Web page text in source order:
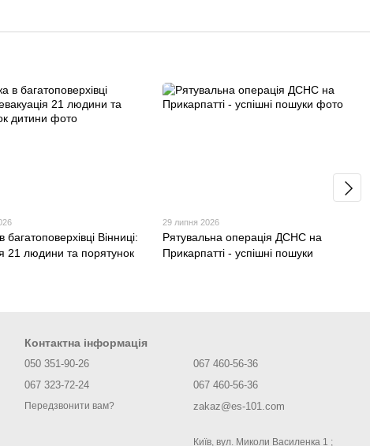
Вінниці:
21 людини та порятунок
29 липня 2026
Рятувальна операція ДСНС на
Прикарпатті - успішні пошуки
Контактна інформація
050 351-90-26
067 323-72-24
Передзвонити вам?
067 460-56-36
067 460-56-36
zakaz@es-101.com
Київ, вул. Миколи Василенка 1 ;